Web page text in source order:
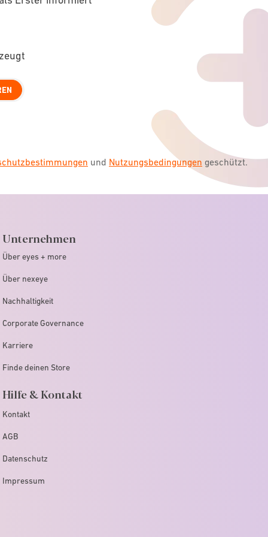
und Nutzungsbedingungen geschützt.
Unternehmen
Über eyes + more
Über nexeye
Nachhaltigkeit
Corporate Governance
Karriere
Finde deinen Store
Hilfe & Kontakt
Kontakt
AGB
Datenschutz
Impressum